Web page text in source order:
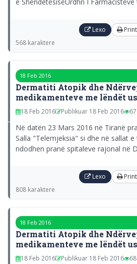
Lexo
568 karaktere
18 Feb 2016
Dermatiti Atopik dhe
medikamenteve me lëndët
18 Feb 2016 Publikuar 18 Feb 2016
Në datën 23 Mars 2016 në Tiranë
Salla "Telemjeksia" si dhe në sallat
ndodhen pranë spitaleve rajonal në
Lexo
808 karaktere
18 Feb 2016
Dermatiti Atopik dhe
medikamenteve me lëndët
18 Feb 2016 Publikuar 18 Feb 2016